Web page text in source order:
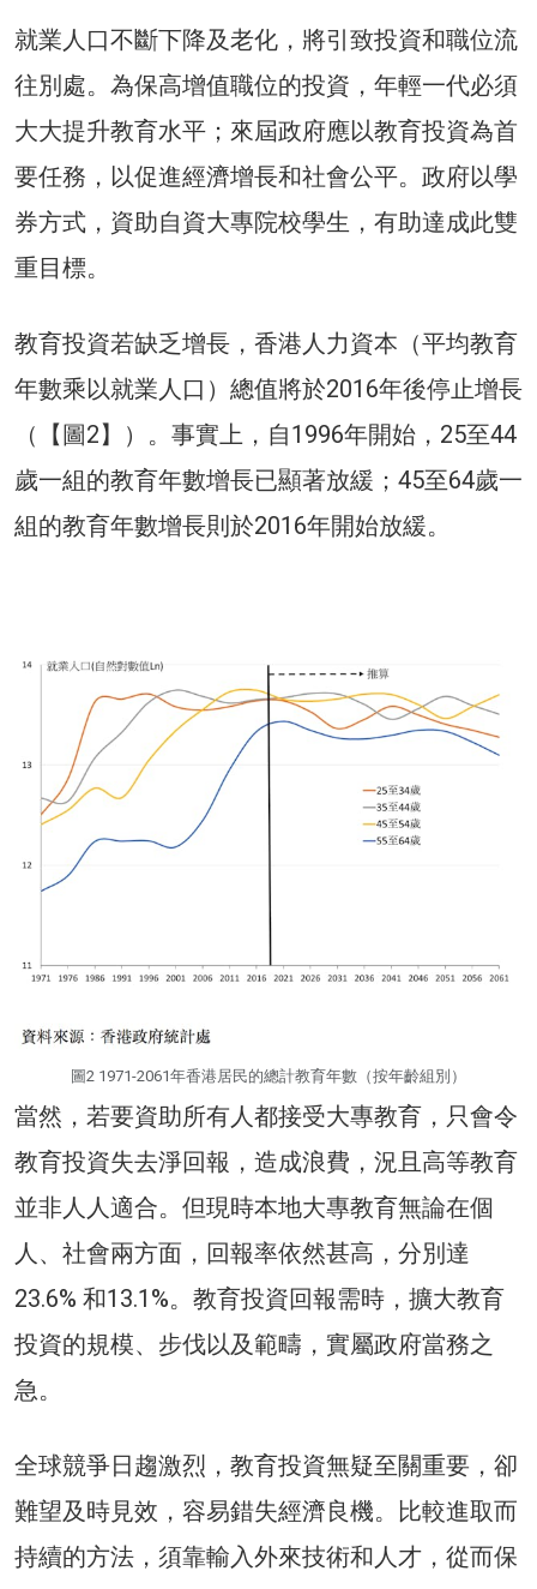
就業人口不斷下降及老化，將引致投資和職位流
往別處。為保高增值職位的投資，年輕一代必須
大大提升教育水平；來屆政府應以教育投資為首
要任務，以促進經濟增長和社會公平。政府以學
券方式，資助自資大專院校學生，有助達成此雙
重目標。
教育投資若缺乏增長，香港人力資本（平均教育
年數乘以就業人口）總值將於2016年後停止增長
（【圖2】）。事實上，自1996年開始，25至44
歲一組的教育年數增長已顯著放緩；45至64歲一
組的教育年數增長則於2016年開始放緩。
圖2 1971-2061年香港居民的總計教育年數（按年齡組別）
當然，若要資助所有人都接受大專教育，只會令
教育投資失去淨回報，造成浪費，況且高等教育
並非人人適合。但現時本地大專教育無論在個
人、社會兩方面，回報率依然甚高，分別達
23.6% 和13.1%。教育投資回報需時，擴大教育
投資的規模、步伐以及範疇，實屬政府當務之
急。
全球競爭日趨激烈，教育投資無疑至關重要，卻
難望及時見效，容易錯失經濟良機。比較進取而
持續的方法，須靠輸入外來技術和人才，從而保